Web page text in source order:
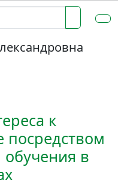
к
посредством
в